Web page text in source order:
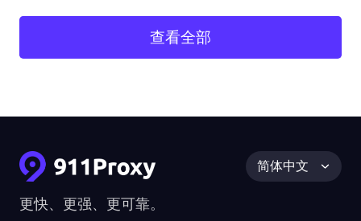
查看全部
更快、更强、更可靠。
简体中文